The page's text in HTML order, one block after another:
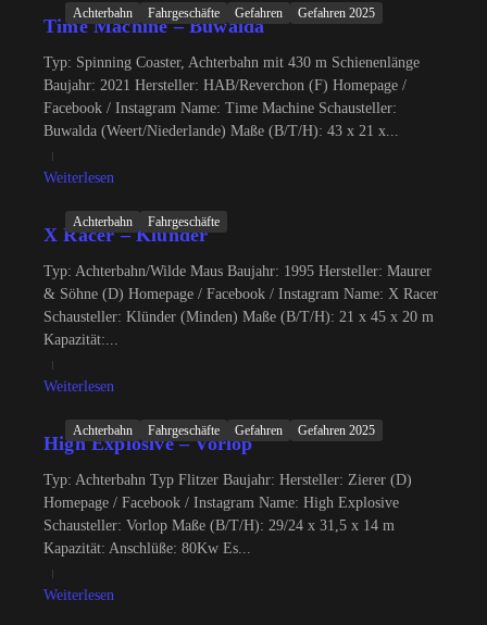
Achterbahn Fahrgeschäfte Gefahren Gefahren 2025
Time Machine – Buwalda
Typ: Spinning Coaster, Achterbahn mit 430 m Schienenlänge
Baujahr: 2021 Hersteller: HAB/Reverchon (F) Homepage /
Facebook / Instagram Name: Time Machine Schausteller:
Buwalda (Weert/Niederlande) Maße (B/T/H): 43 x 21 x...
Weiterlesen
Achterbahn Fahrgeschäfte
X Racer – Klünder
Typ: Achterbahn/Wilde Maus Baujahr: 1995 Hersteller: Maurer
& Söhne (D) Homepage / Facebook / Instagram Name: X Racer
Schausteller: Klünder (Minden) Maße (B/T/H): 21 x 45 x 20 m
Kapazität:...
Weiterlesen
Achterbahn Fahrgeschäfte Gefahren Gefahren 2025
High Explosive – Vorlop
Typ: Achterbahn Typ Flitzer Baujahr: Hersteller: Zierer (D)
Homepage / Facebook / Instagram Name: High Explosive
Schausteller: Vorlop Maße (B/T/H): 29/24 x 31,5 x 14 m
Kapazität: Anschlüße: 80Kw Es...
Weiterlesen